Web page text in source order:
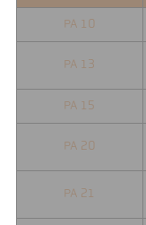
PA 10
PA 13
PA 15
PA 20
PA 21